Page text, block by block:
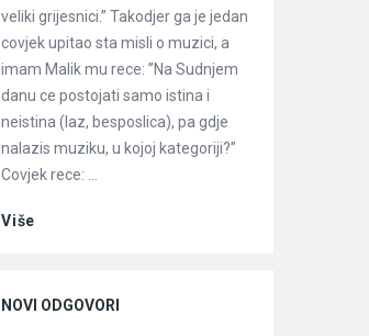
veliki grijesnici.” Takodjer ga je jedan
covjek upitao sta misli o muzici, a
imam Malik mu rece: ”Na Sudnjem
danu ce postojati samo istina i
neistina (laz, besposlica), pa gdje
nalazis muziku, u kojoj kategoriji?”
Covjek rece: ...
Više
NOVI ODGOVORI